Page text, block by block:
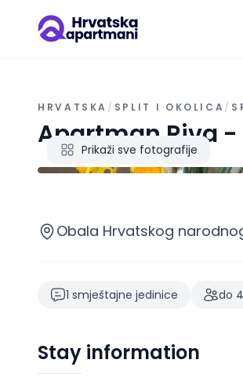
HRVATSKA / SPLIT I OKOLICA /
Apartman Riva -
Prikaži sve fotografije
Obala Hrvatskog
1 smještajne jedinice do 4
Stay information